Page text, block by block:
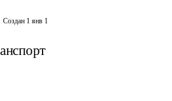
Создан 1 янв 1